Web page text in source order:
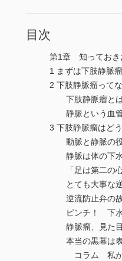
目次
第1章 知っておき
1 まずは下肢静脈
2 下肢静脈瘤って
下肢静脈瘤と
静脈という血
3 下肢静脈瘤はど
動脈と静脈の
静脈は体の下
「足は第二の心
とても大事な逆
逆流防止弁の
ピンチ！ 下水
静脈瘤、見た目
本当の黒幕は表
コラム 私が医